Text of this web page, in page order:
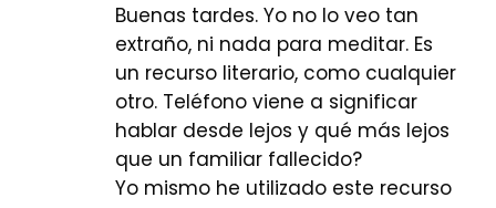
Buenas tardes. Yo no lo veo tan
extraño, ni nada para meditar. Es
un recurso literario, como cualquier
otro. Teléfono viene a significar
hablar desde lejos y qué más lejos
que un familiar fallecido?
Yo mismo he utilizado este recurso